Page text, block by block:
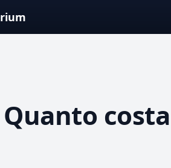
Quanto costa